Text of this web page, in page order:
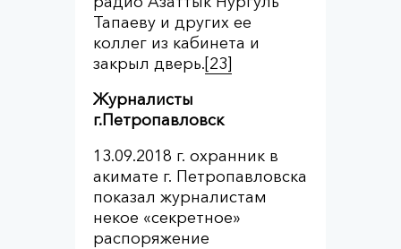
Тапаеву и других ее
коллег из кабинета и
закрыл дверь.[23]
Журналисты
г.Петропавловск
13.09.2018 г. охранник в
акимате г. Петропавловска
показал журналистам
некое «секретное»
распоряжение